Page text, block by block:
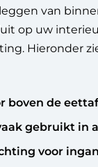
van
op uw
Hieronder
boven de
gebruikt in
voor